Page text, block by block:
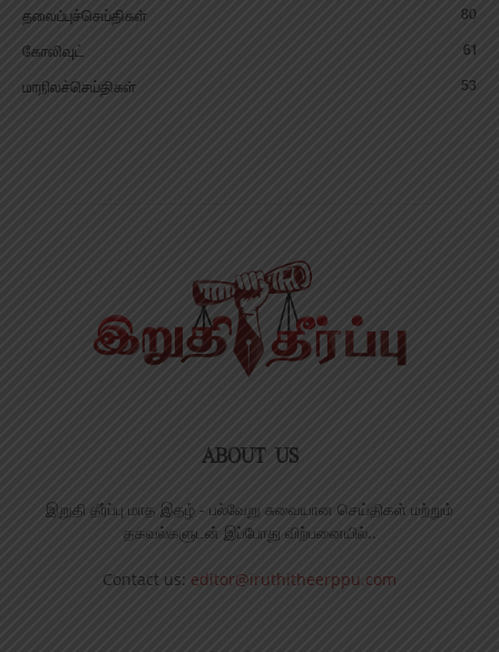
தலைப்புச்செய்திகள்
80
கோலிவுட்
61
மாநிலச்செய்திகள்
53
ABOUT US
இறுதி தீர்ப்பு மாத இதழ் - பல்வேறு சுவையான செய்திகள் மற்றும்
தகவல்களுடன் இப்போது விற்பனையில்..
Contact us: editor@iruthitheerppu.com